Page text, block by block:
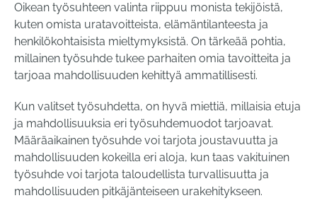
Oikean työsuhteen valinta riippuu monista tekijöistä,
kuten omista uratavoitteista, elämäntilanteesta ja
henkilökohtaisista mieltymyksistä. On tärkeää pohtia,
millainen työsuhde tukee parhaiten omia tavoitteita ja
tarjoaa mahdollisuuden kehittyä ammatillisesti.
Kun valitset työsuhdetta, on hyvä miettiä, millaisia etuja
ja mahdollisuuksia eri työsuhdemuodot tarjoavat.
Määräaikainen työsuhde voi tarjota joustavuutta ja
mahdollisuuden kokeilla eri aloja, kun taas vakituinen
työsuhde voi tarjota taloudellista turvallisuutta ja
mahdollisuuden pitkäjänteiseen urakehitykseen.